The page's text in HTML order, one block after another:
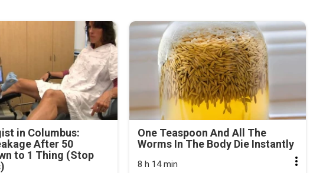
in Columbus:
After 50
to 1 Thing (Stop
One Teaspoon And All The
Worms In The Body Die Instantly
8 h 14 min